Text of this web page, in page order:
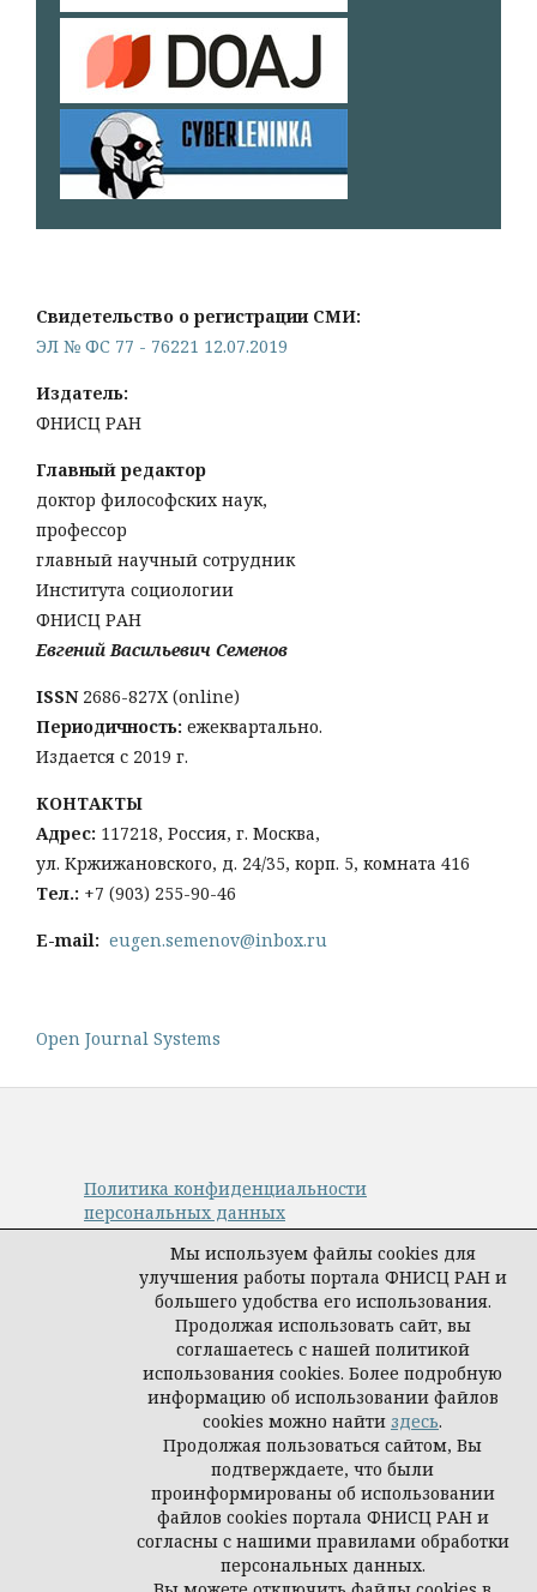
Свидетельство о регистрации СМИ:
ЭЛ № ФС 77 - 76221 12.07.2019
Издатель:
ФНИСЦ РАН
Главный редактор
доктор философских наук,
профессор
главный научный сотрудник
Института социологии
ФНИСЦ РАН
Евгений Васильевич Семенов
ISSN 2686-827X (online)
Периодичность: ежеквартально.
Издается с 2019 г.
КОНТАКТЫ
Адрес: 117218, Россия, г. Москва,
ул. Кржижановского, д. 24/35, корп. 5, комната 416
Тел.: +7 (903) 255-90-46
E-mail: eugen.semenov@inbox.ru
Open Journal Systems
Политика конфиденциальности
персональных данных
© Авторы, журнал «Управление наукой:
теория и практика», 2019–2026
Материалы журнала доступны по
лицензииCreative Commons Attribution
International 4.0 (CC BY).
Издатель:ФНИСЦ РАН .
Мы используем файлы cookies для
улучшения работы портала ФНИСЦ РАН и
большего удобства его использования.
Продолжая использовать сайт, вы
соглашаетесь с нашей политикой
использования cookies. Более подробную
информацию об использовании файлов
cookies можно найти здесь.
Продолжая пользоваться сайтом, Вы
подтверждаете, что были
проинформированы об использовании
файлов cookies портала ФНИСЦ РАН и
согласны с нашими правилами обработки
персональных данных.